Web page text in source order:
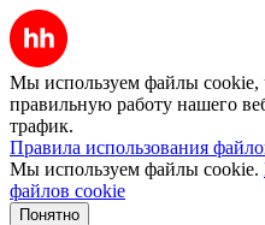
Мы используем файлы cookie,
правильную работу нашего
трафик.
Правила использования
Мы используем файлы cookie.
файлов cookie
Понятно